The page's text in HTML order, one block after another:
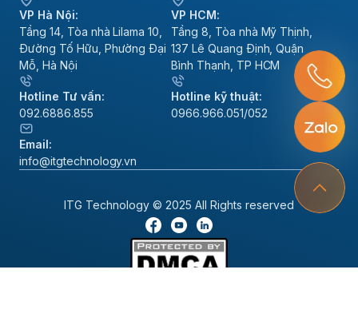
VP Hà Nội:
Tầng 14, Tòa nhà Lilama 10,
Đường Tố Hữu, Phường Đại
Mỗ, Hà Nội
VP HCM:
Tầng 8, Tòa nhà Mỹ Thịnh,
137 Lê Quang Định, Quận
Bình Thạnh, TP HCM
Hotline Tư vấn:
092.6886.855
Hotline kỹ thuật:
0966.966.051/052
Email:
info@itgtechnology.vn
ITG Technology © 2025 All Rights reserved